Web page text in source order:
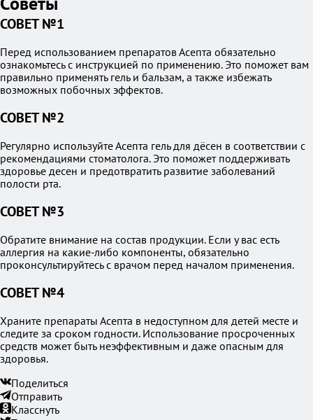
СОВЕТ №1
Перед использованием препаратов Асепта обязательно
ознакомьтесь с инструкцией по применению. Это поможет вам
правильно применять гель и бальзам, а также избежать
возможных побочных эффектов.
СОВЕТ №2
Регулярно используйте Асепта гель для дёсен в соответствии с
рекомендациями стоматолога. Это поможет поддерживать
здоровье десен и предотвратить развитие заболеваний
полости рта.
СОВЕТ №3
Обратите внимание на состав продукции. Если у вас есть
аллергия на какие-либо компоненты, обязательно
проконсультируйтесь с врачом перед началом применения.
СОВЕТ №4
Храните препараты Асепта в недоступном для детей месте и
следите за сроком годности. Использование просроченных
средств может быть неэффективным и даже опасным для
здоровья.
Поделиться
Отправить
Класснуть